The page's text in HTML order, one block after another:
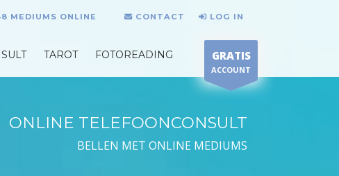
MEDIUMS ONLINE CONTACT LOG IN
TAROT FOTOREADING GRATIS
ACCOUNT
ONLINE TELEFOONCONSULT
BELLEN MET ONLINE MEDIUMS